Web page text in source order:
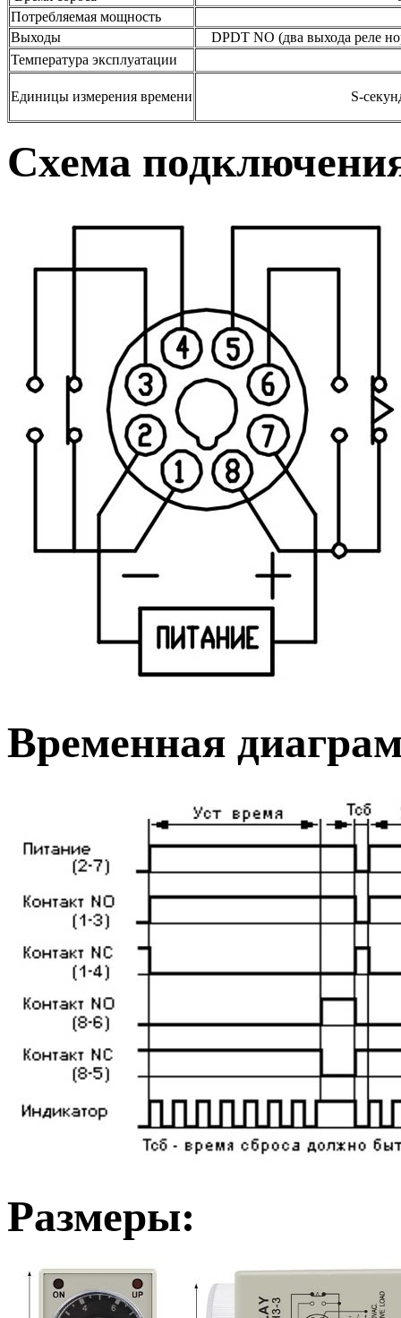
Потребляемая мощность
Выходы
DPDT NO (два выхода реле
Температура эксплуатации
Единицы измерения времени S-секунды, M-
Схема
Временная
Размеры: